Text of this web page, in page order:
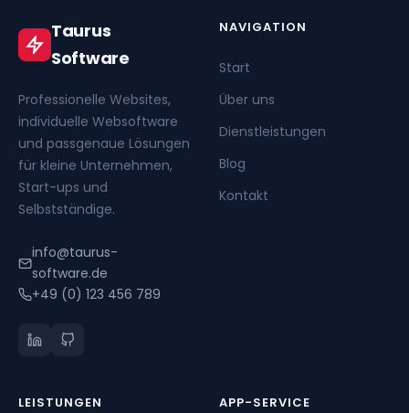
Taurus
Software
Professionelle Websites,
individuelle Websoftware
und passgenaue Lösungen
für kleine Unternehmen,
Start-ups und
Selbstständige.
info@taurus-
software.de
+49 (0) 123 456 789
NAVIGATION
Start
Über uns
Dienstleistungen
Blog
Kontakt
LEISTUNGEN APP-SERVICE